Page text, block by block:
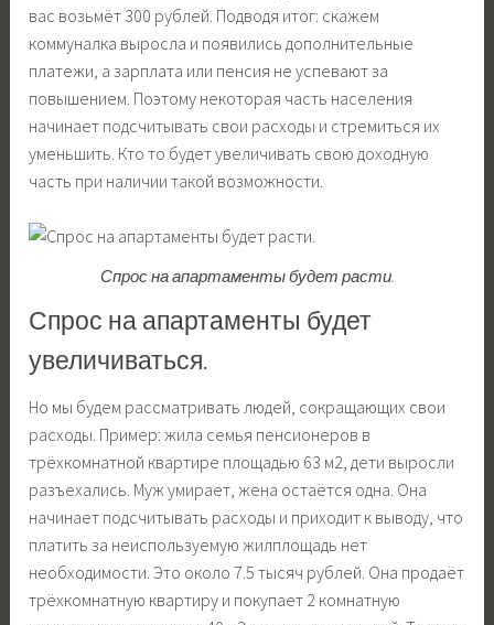
вас возьмёт 300 рублей. Подводя итог: скажем
коммуналка выросла и появились дополнительные
платежи, а зарплата или пенсия не успевают за
повышением. Поэтому некоторая часть населения
начинает подсчитывать свои расходы и стремиться их
уменьшить. Кто то будет увеличивать свою доходную
часть при наличии такой возможности.
Спрос на апартаменты будет расти.
Спрос на апартаменты будет
увеличиваться.
Но мы будем рассматривать людей, сокращающих свои
расходы. Пример: жила семья пенсионеров в
трёхкомнатной квартире площадью 63 м2, дети выросли
разъехались. Муж умирает, жена остаётся одна. Она
начинает подсчитывать расходы и приходит к выводу, что
платить за неиспользуемую жилплощадь нет
необходимости. Это около 7.5 тысяч рублей. Она продаёт
трёхкомнатную квартиру и покупает 2 комнатную